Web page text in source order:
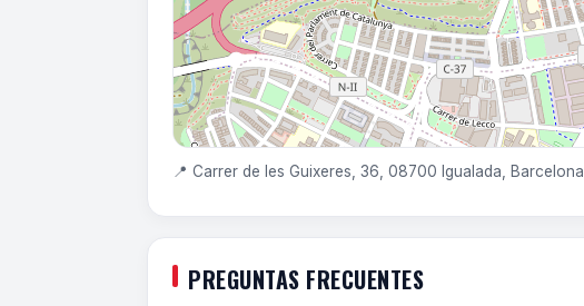
📍 Carrer de les Guixeres, 36, 08700 Igualada, Barcelona
PREGUNTAS FRECUENTES